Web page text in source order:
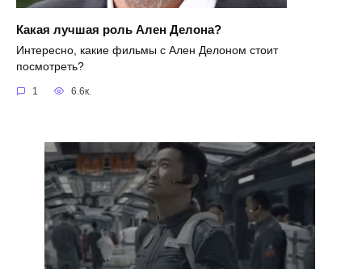
Какая лучшая роль Ален Делона?
Интересно, какие фильмы с Ален Делоном стоит
посмотреть?
1 6.6к.